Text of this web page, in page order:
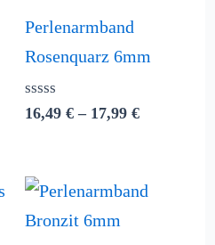
Perlenarmband
Rosenquarz 6mm
Bewertet
mit
16,49 € – 17,99 €